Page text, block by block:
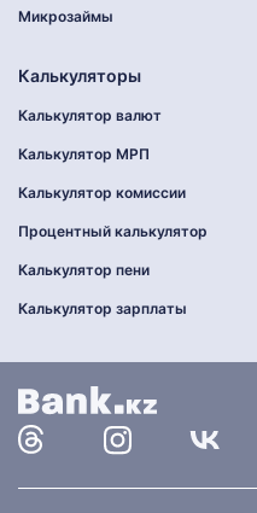
Микрозаймы
Калькуляторы
Калькулятор валют
Калькулятор МРП
Калькулятор комиссии
Процентный калькулятор
Калькулятор пени
Калькулятор зарплаты